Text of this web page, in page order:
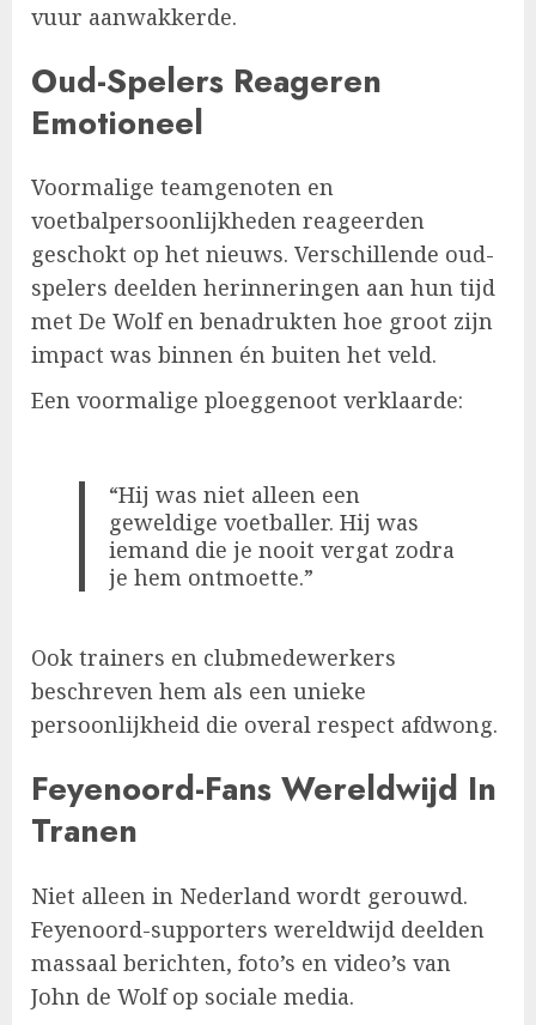
vuur aanwakkerde.
Oud-Spelers Reageren
Emotioneel
Voormalige teamgenoten en
voetbalpersoonlijkheden reageerden
geschokt op het nieuws. Verschillende oud-
spelers deelden herinneringen aan hun tijd
met De Wolf en benadrukten hoe groot zijn
impact was binnen én buiten het veld.
Een voormalige ploeggenoot verklaarde:
“Hij was niet alleen een
geweldige voetballer. Hij was
iemand die je nooit vergat zodra
je hem ontmoette.”
Ook trainers en clubmedewerkers
beschreven hem als een unieke
persoonlijkheid die overal respect afdwong.
Feyenoord-Fans Wereldwijd In
Tranen
Niet alleen in Nederland wordt gerouwd.
Feyenoord-supporters wereldwijd deelden
massaal berichten, foto’s en video’s van
John de Wolf op sociale media.